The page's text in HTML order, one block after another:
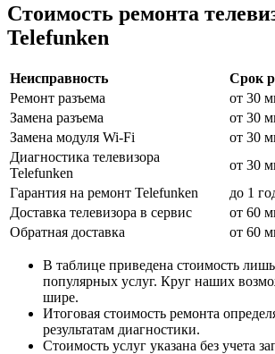
Стоимость ремонта
Telefunken
Неисправность Срок
Ремонт разъема
от 30
Замена разъема
от 30
Замена модуля Wi-Fi
от 30
Диагностика телевизора
Telefunken
от 30
Гарантия на ремонт Telefunken
до 1
Доставка телевизора в сервис
от 60
Обратная доставка
от 60
В таблице приведена стоимость
популярных услуг. Круг наших
шире.
Итоговая стоимость ремонта
результатам диагностики.
Стоимость услуг указана без учета